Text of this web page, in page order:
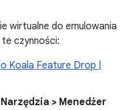
wirtualne do emulowania
czynności:
Koala Feature Drop |
Narzędzia > Menedżer